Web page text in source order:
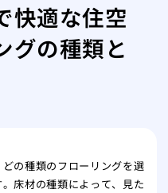
践
快適な住空
グの種類と
の種類のフローリングを選
床材の種類によって、見た